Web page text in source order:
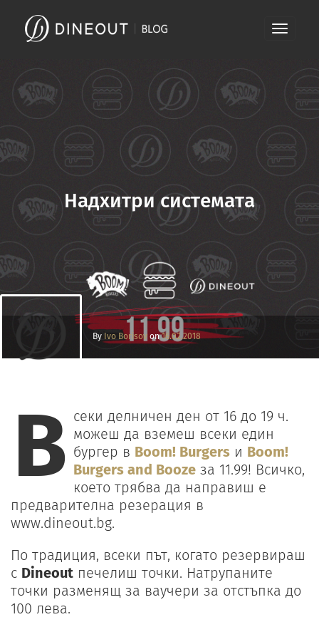
content
Toggle
Надхитри системата
By Ivo Borisov on16.02.2018
В секи делничен ден от 16 до 19 ч.
можеш да вземеш всеки един
бургер в Boom! Burgers и Boom!
Burgers and Booze за 11.99! Всичко,
което трябва да направиш е
предварителна резерация в
www.dineout.bg.
По традиция, всеки път, когато резервираш
с Dineout печелиш точки. Натрупаните
точки разменящ за ваучери за отстъпка до
100 лева.